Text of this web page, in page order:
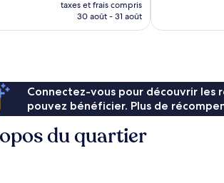
prix
taxes et frais compris
30 août - 31 août
Connectez-vous pour découvrir les
pouvez bénéficier. Plus de
du quartier